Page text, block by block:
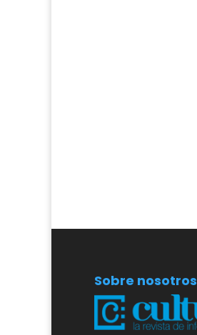
Sobre nosotros